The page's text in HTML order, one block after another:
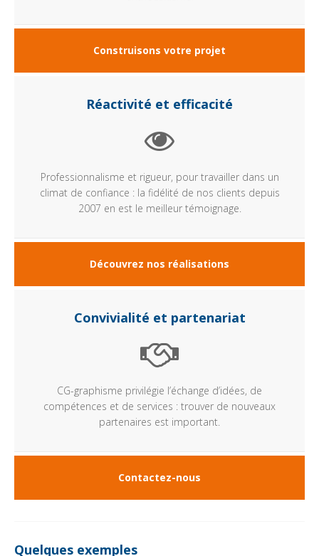
Construisons votre projet
Réactivité et efficacité
Professionnalisme et rigueur, pour travailler dans un
climat de confiance : la fidélité de nos clients depuis
2007 en est le meilleur témoignage.
Découvrez nos réalisations
Convivialité et partenariat
CG-graphisme privilégie l’échange d’idées, de
compétences et de services : trouver de nouveaux
partenaires est important.
Contactez-nous
Quelques exemples